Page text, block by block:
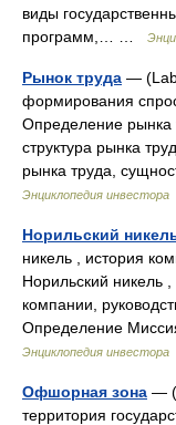
виды
программ,… …
Рынок труда —
формирования
Определение рынка
структура рынка
рынка труда,
Энциклопедия инвестора
Норильский
никель , история
Норильский никель
компании,
Определение
Энциклопедия инвестора
Офшорная зона —
территория